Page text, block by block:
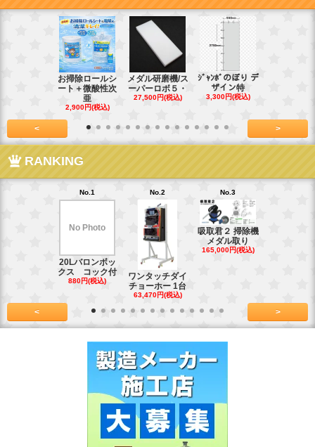
お掃除ロールシ
ート＋微酸性次
亜
2,900円(税込)
メダル研磨機/ス
ーパーロボ５・
27,500円(税込)
ｼﾞｬﾝﾎﾞのぼり デ
ザイン特
3,300円(税込)
< >
RANKING
No.1
No Photo
20Lバロンボッ
クス コック付
880円(税込)
No.2
ワンタッチダイ
チョーホー 1台
63,470円(税込)
No.3
吸取君２ 掃除機
メダル取り
165,000円(税込)
< >